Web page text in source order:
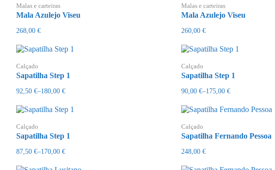
Malas e carteiras
Mala Azulejo Viseu
268,00 €
Malas e carteiras
Mala Azulejo Viseu
260,00 €
Calçado
Sapatilha Step 1
92,50 €–180,00 €
Price
92,50 €
180,00 €
Calçado
Sapatilha Step 1
90,00 €–175,00 €
Price
90,00 €
175,00 €
Calçado
Sapatilha Step 1
87,50 €–170,00 €
Price
Calçado
Sapatilha Fernando Pessoa
248,00 €